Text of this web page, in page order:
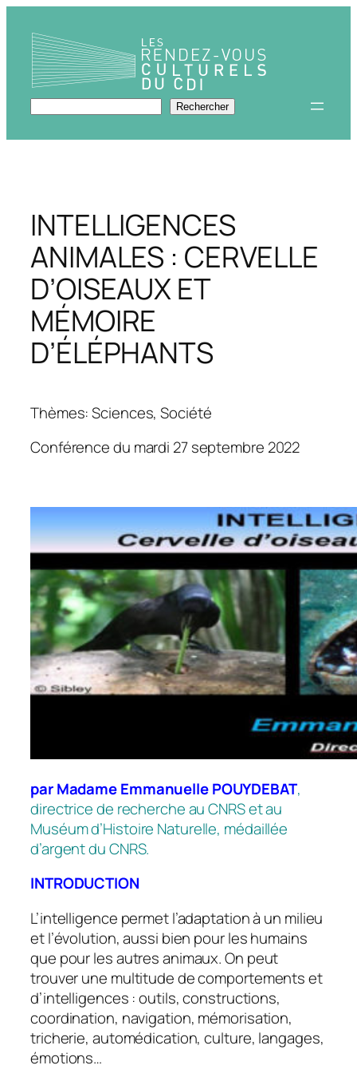
contenu
Rechercher Rechercher
INTELLIGENCES
ANIMALES : CERVELLE
D’OISEAUX ET
MÉMOIRE
D’ÉLÉPHANTS
Thèmes: Sciences, Société
Conférence du mardi 27 septembre 2022
par Madame Emmanuelle POUYDEBAT,
directrice de recherche au CNRS et au
Muséum d’Histoire Naturelle, médaillée
d’argent du CNRS.
INTRODUCTION
L’intelligence permet l’adaptation à un milieu
et l’évolution, aussi bien pour les humains
que pour les autres animaux. On peut
trouver une multitude de comportements et
d’intelligences : outils, constructions,
coordination, navigation, mémorisation,
tricherie, automédication, culture, langages,
émotions…